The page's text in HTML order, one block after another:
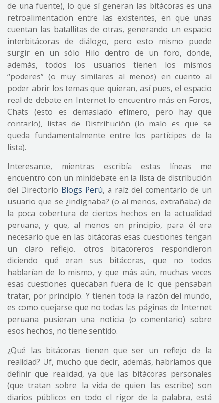
de una fuente), lo que sí generan las bitácoras es una
retroalimentación entre las existentes, en que unas
cuentan las batallitas de otras, generando un espacio
interbitácoras de diálogo, pero esto mismo puede
surgir en un sólo Hilo dentro de un foro, donde,
además, todos los usuarios tienen los mismos
“poderes” (o muy similares al menos) en cuento al
poder abrir los temas que quieran, así pues, el espacio
real de debate en Internet lo encuentro más en Foros,
Chats (esto es demasiado efímero, pero hay que
contarlo), listas de Distribución (lo malo es que se
queda fundamentalmente entre los partícipes de la
lista).
Interesante, mientras escribía estas líneas me
encuentro con un minidebate en la lista de distribución
del Directorio Blogs Perú, a raíz del comentario de un
usuario que se ¿indignaba? (o al menos, extrañaba) de
la poca cobertura de ciertos hechos en la actualidad
peruana, y que, al menos en principio, para él era
necesario que en las bitácoras esas cuestiones tengan
un claro reflejo, otros bitacoreros respondieron
diciendo qué eran sus bitácoras, que no todos
hablarían de lo mismo, y que más aún, muchas veces
esas cuestiones quedaban fuera de lo que pensaban
tratar, por principio. Y tienen toda la razón del mundo,
es como quejarse que no todas las páginas de Internet
peruana pusieran una noticia (o comentario) sobre
esos hechos, no tiene sentido.
¿Qué las bitácoras tienen que ser un reflejo de la
realidad? Uf, mucho que decir, además, habríamos que
definir que realidad, ya que las bitácoras personales
(que tratan sobre la vida de quien las escribe) son
diarios públicos en todo el rigor de la palabra, está